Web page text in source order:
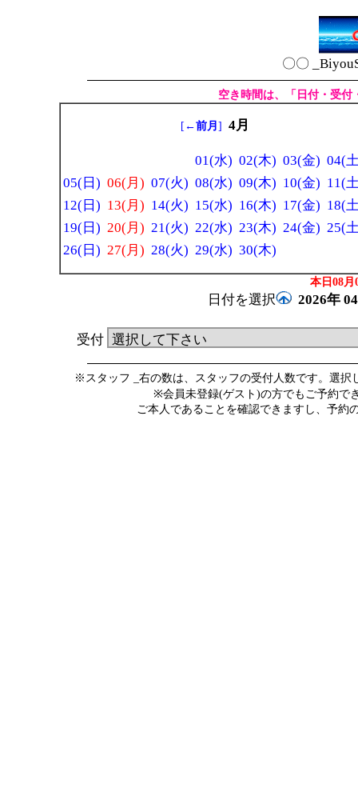
〇〇
空き時間は、「日付・受
[ ←前月 ] 4月
01(水) 02(木) 03(金) 04(
05(日) 06(月) 07(火) 08(水) 09(木) 10(金) 11(
12(日) 13(月) 14(火) 15(水) 16(木) 17(金) 18(
19(日) 20(月) 21(火) 22(水) 23(木) 24(金) 25(
26(日) 27(月) 28(火) 29(水) 30(木)
本日08月
日付を選択 2026年
受付
※スタッフ _右の数は、スタッフの受付人数です。選
※会員未登録(ゲスト)の方でもご予約で
ご本人であることを確認できますし、予約